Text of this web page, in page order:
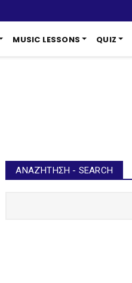
MUSIC LESSONS QUIZ
ΑΝΑΖΉΤΗΣΗ - SEARCH